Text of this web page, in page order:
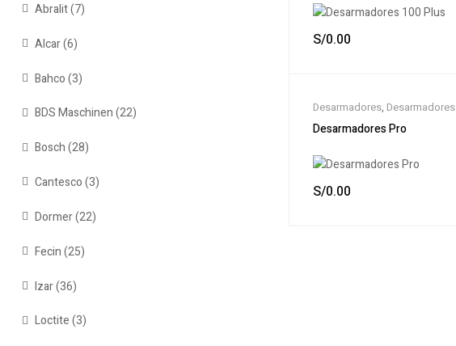
S/0.00
Desarmadores, Desarmadores
Desarmadores Pro
S/0.00
Abralit(7)
Alcar(6)
Bahco(3)
BDS Maschinen(22)
Bosch(28)
Cantesco(3)
Dormer(22)
Fecin(25)
Izar(36)
Loctite(3)